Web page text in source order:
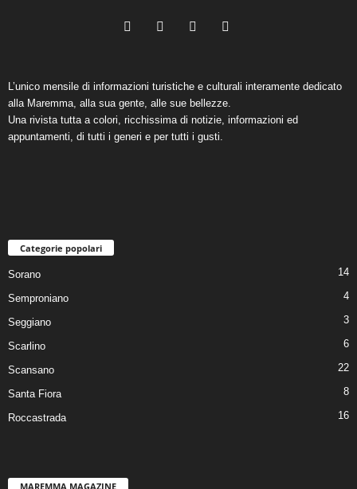
L’unico mensile di informazioni turistiche e culturali interamente dedicato
alla Maremma, alla sua gente, alle sue bellezze.
Una rivista tutta a colori, ricchissima di notizie, informazioni ed
appuntamenti, di tutti i generi e per tutti i gusti.
Categorie popolari
Sorano 14
Semproniano 4
Seggiano 3
Scarlino 6
Scansano 22
Santa Fiora 8
Roccastrada 16
MAREMMA MAGAZINE